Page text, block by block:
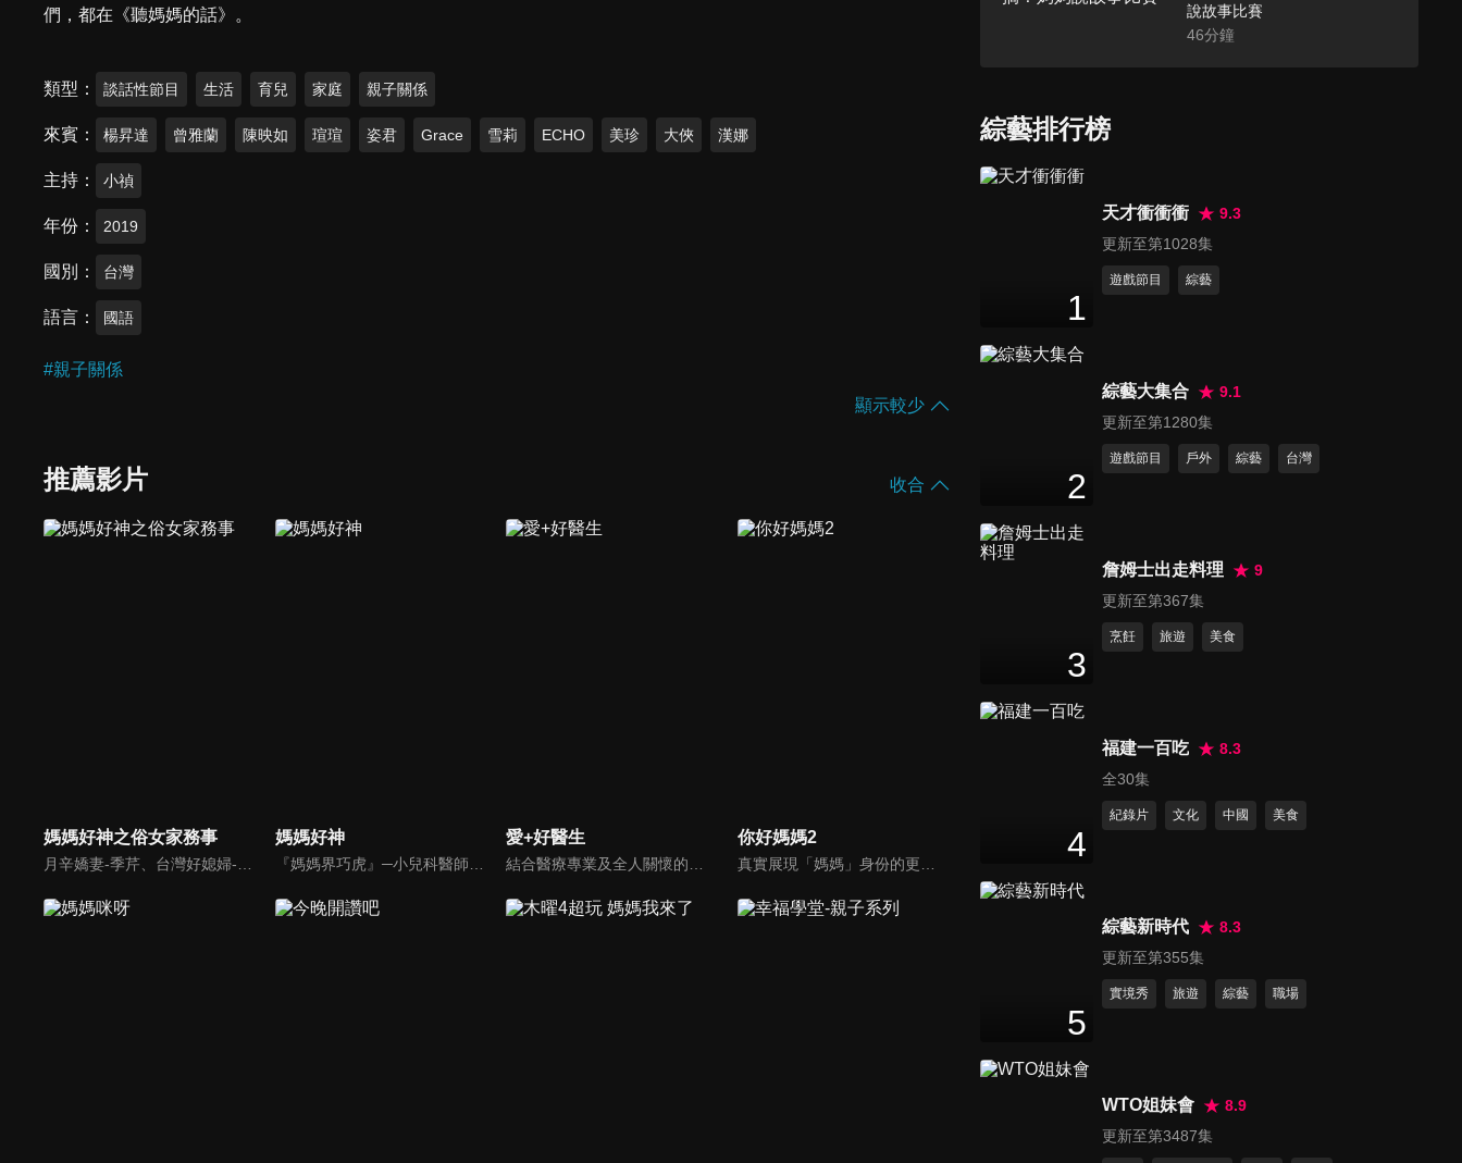
們，都在《聽媽媽的話》。
類型 談話性節目 生活 育兒 家庭 親子關係
來賓 楊昇達 曾雅蘭 陳映如 瑄瑄 姿君 Grace 雪莉 ECHO 美珍 大俠 漢娜
主持 小禎
年份 2019
國別 台灣
語言 國語
#親子關係
顯示較少
推薦影片 收合
媽媽好神之俗女家務事 媽媽好神 愛+好醫生 你好媽媽2
說故事比賽
46分鐘
第7集 北部媽媽vs.中部媽媽 生
47分鐘
第9集 當媽之後系列-媽咪包包
46 分鐘
47分鐘
第11集 聽媽團的家庭財務規劃
第12集 單親媽媽的心情日記
第14集 今天沒有老公跟孩子！
聽媽團的閨蜜旅行計劃！
300回沒在怕！
綜藝排行榜
1
天才衝衝衝
9.3
更新至第1028集
遊戲節目 綜藝
2
綜藝大集合
9.1
更新至第1280集
遊戲節目 戶外 綜藝 台灣
3
詹姆士出走料理
9
更新至第367集
烹飪 旅遊 美食
4
福建一百吃
8.3
全30集
紀錄片 文化 中國 美食
5
綜藝新時代
8.3
更新至第355集
實境秀 旅遊 綜藝 職場
WTO姐妹會
8.9
更新至第3487集